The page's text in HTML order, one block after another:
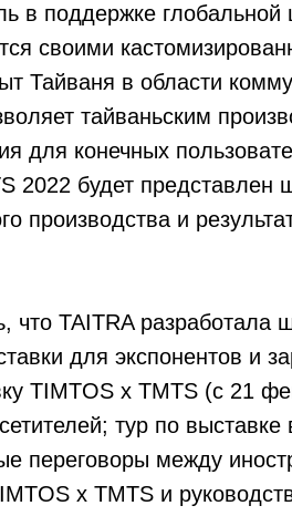
поддержке глобальной
своими
Тайваня в области
тайваньским
для конечных
2022 будет представлен
производства и
что TAITRA разработала
для экспонентов и
TIMTOS x TMTS (с 21
тур по
переговоры между
x TMTS и